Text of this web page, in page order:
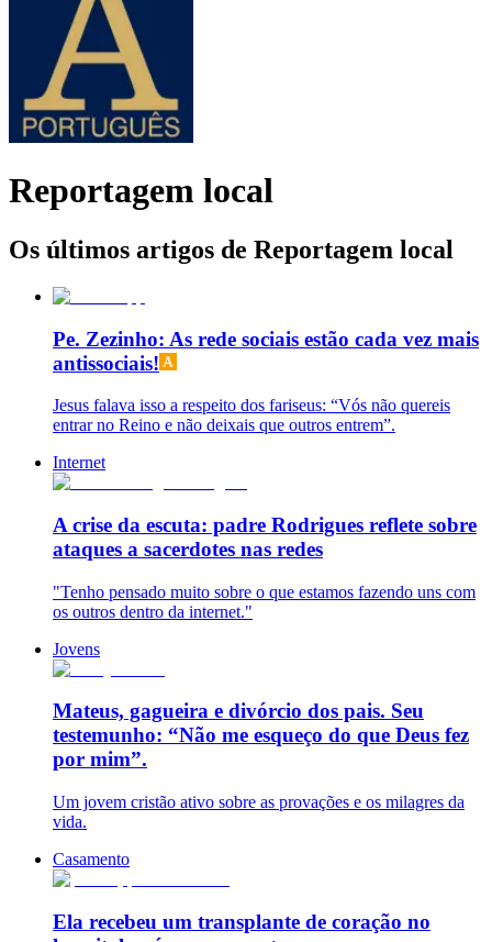
Reportagem local
Os últimos artigos de Reportagem local
Pe. Zezinho: As rede sociais estão cada vez mais
antissociais!
Jesus falava isso a respeito dos fariseus: “Vós não quereis
entrar no Reino e não deixais que outros entrem”.
Internet
A crise da escuta: padre Rodrigues reflete sobre
ataques a sacerdotes nas redes
"Tenho pensado muito sobre o que estamos fazendo uns com
os outros dentro da internet."
Jovens
Mateus, gagueira e divórcio dos pais. Seu
testemunho: “Não me esqueço do que Deus fez
por mim”.
Um jovem cristão ativo sobre as provações e os milagres da
vida.
Casamento
Ela recebeu um transplante de coração no